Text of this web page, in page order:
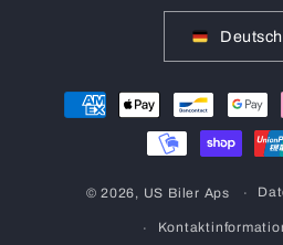
Deutsch
Zahlungsmethoden
© 2026, US Biler Aps